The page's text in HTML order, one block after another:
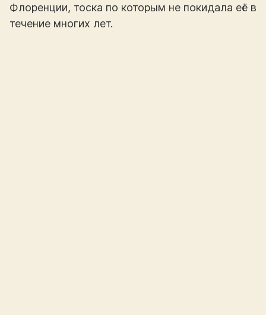
Флоренции, тоска по которым не покидала её в
течение многих лет.